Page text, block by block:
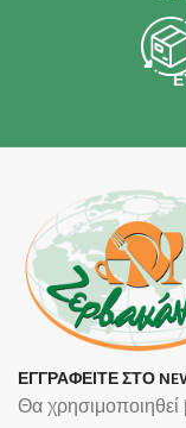
ΕΓΓΡΑΦΕΙΤΕ ΣΤΟ
Θα